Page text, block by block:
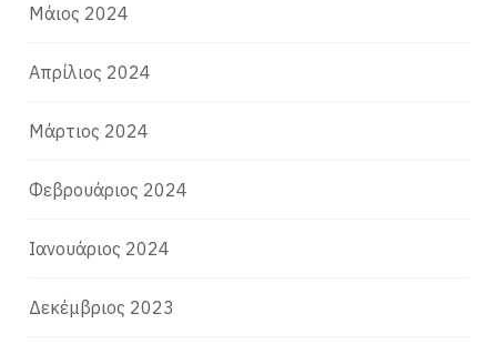
Μάιος 2024
Απρίλιος 2024
Μάρτιος 2024
Φεβρουάριος 2024
Ιανουάριος 2024
Δεκέμβριος 2023